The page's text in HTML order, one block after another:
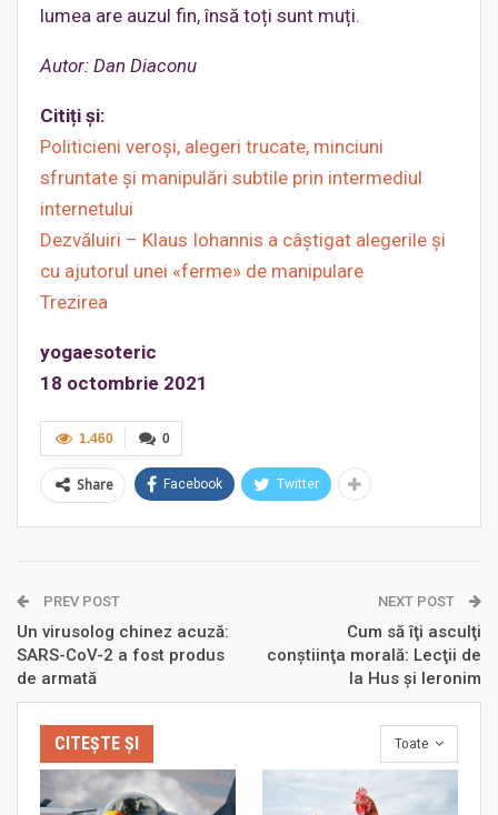
lumea are auzul fin, însă toți sunt muți.
Autor: Dan Diaconu
Citiți și:
Politicieni veroși, alegeri trucate, minciuni
sfruntate și manipulări subtile prin intermediul
internetului
Dezvăluiri – Klaus Iohannis a câştigat alegerile şi
cu ajutorul unei «ferme» de manipulare
Trezirea
yogaesoteric
18 octombrie 2021
0
1.460
Share Facebook Twitter
PREV POST
Un virusolog chinez acuză:
SARS-CoV-2 a fost produs
de armată
NEXT POST
Cum să îţi asculţi
conștiinţa morală: Lecţii de
la Hus și Ieronim
Toate
CITEȘTE ȘI